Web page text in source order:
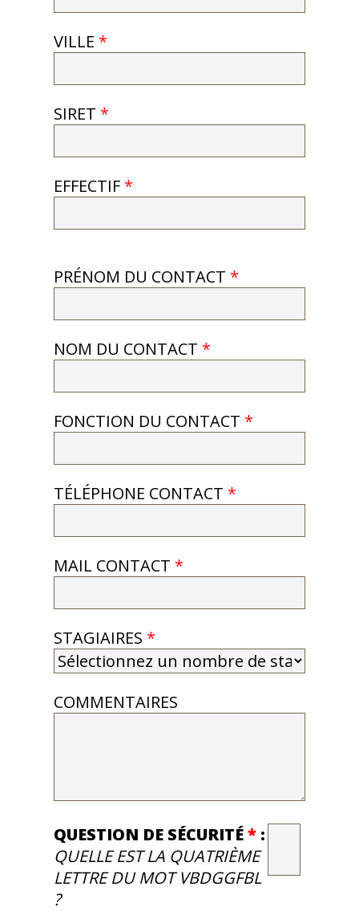
VILLE *
SIRET *
EFFECTIF *
PRÉNOM DU CONTACT *
NOM DU CONTACT *
FONCTION DU CONTACT *
TÉLÉPHONE CONTACT *
MAIL CONTACT *
STAGIAIRES *
COMMENTAIRES
QUESTION DE SÉCURITÉ* :
QUELLE EST LA QUATRIÈME
LETTRE DU MOT VBDGGFBL
?